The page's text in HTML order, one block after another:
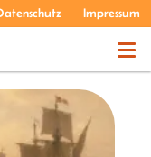
Impressum